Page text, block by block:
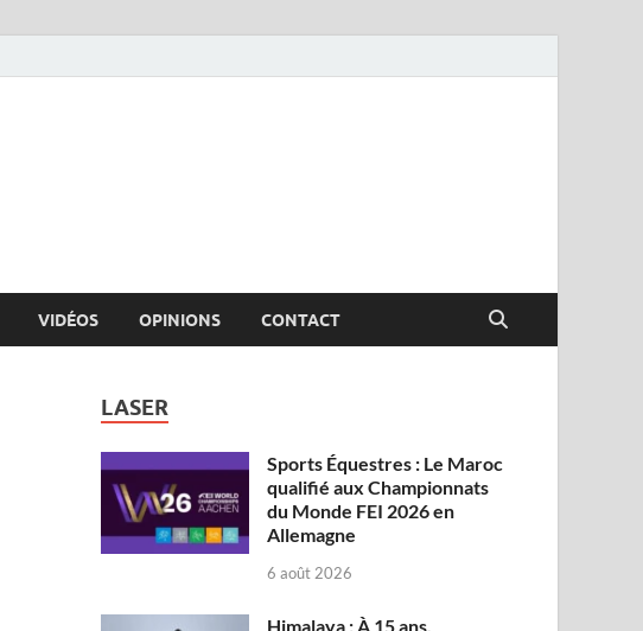
VIDÉOS OPINIONS CONTACT
LASER
Sports Équestres : Le Maroc
qualifié aux Championnats
du Monde FEI 2026 en
Allemagne
6 août 2026
Himalaya : À 15 ans,